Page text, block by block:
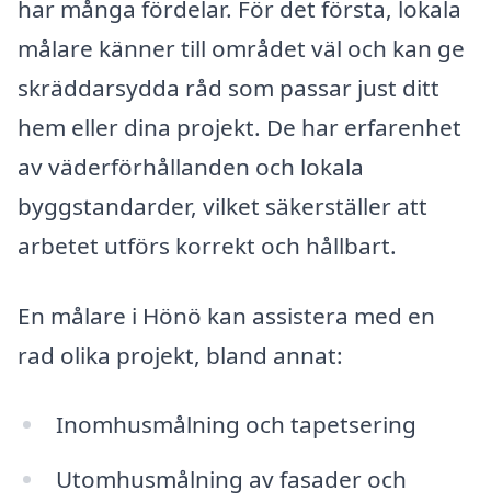
har många fördelar. För det första, lokala
målare känner till området väl och kan ge
skräddarsydda råd som passar just ditt
hem eller dina projekt. De har erfarenhet
av väderförhållanden och lokala
byggstandarder, vilket säkerställer att
arbetet utförs korrekt och hållbart.
En målare i Hönö kan assistera med en
rad olika projekt, bland annat:
Inomhusmålning och tapetsering
Utomhusmålning av fasader och